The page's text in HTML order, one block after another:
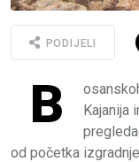
PODIJELI
B
Kajanija
od početka